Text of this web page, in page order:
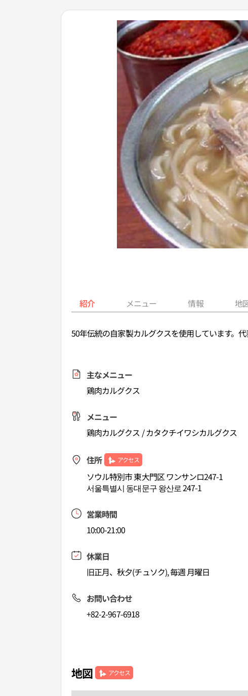
紹介 メニュー 情報 地
50年伝統の自家製カルグクスを使用しています。
主なメニュー
鶏肉カルグクス
メニュー
鶏肉カルグクス / カタクチイワシカルグクス
住所 アクセス
ソウル特別市 東大門区 ワンサンロ247-1
서울특별시 동대문구 왕산로 247-1
営業時間
10:00-21:00
休業日
旧正月、秋夕(チュソク), 毎週 月曜日
お問い合わせ
+82-2-967-6918
地図 アクセス